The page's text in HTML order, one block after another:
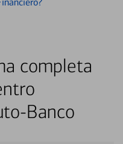
completa
Banco